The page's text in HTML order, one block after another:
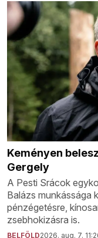
Keményen
Gergely
A Pesti Srácok
Balázs munkássága
pénzégetésre,
zsebhokizásra is.
BELFÖLD2026. aug. 7.